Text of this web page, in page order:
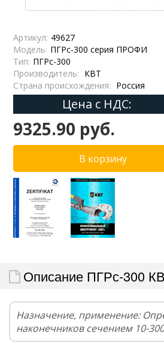
Артикул: 49627
Модель: ПГРс-300 серия ПРОФИ
Тип: ПГРс-300
Производитель: КВТ
Страна происхождения: Россия
Цена с НДС:
9325.90 руб.
Описание ПГРс-300
Назначение, применение:
наконечников сечением 10-